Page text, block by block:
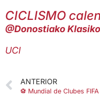
CICLISMO
@Donostiako
UCI
ANTERIOR